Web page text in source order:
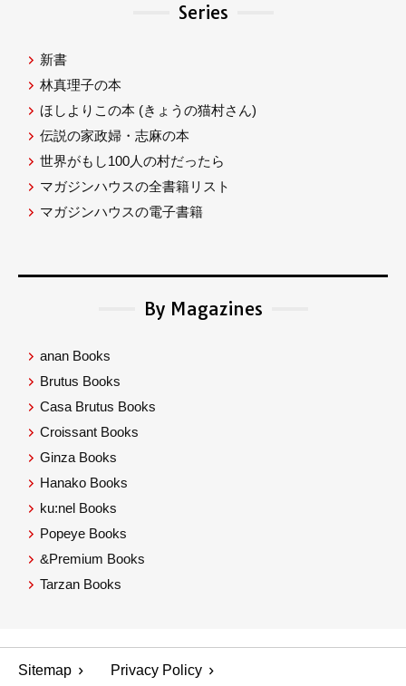
Series
新書
林真理子の本
ほしよりこの本 (きょうの猫村さん)
伝説の家政婦・志麻の本
世界がもし100人の村だったら
マガジンハウスの全書籍リスト
マガジンハウスの電子書籍
By Magazines
anan Books
Brutus Books
Casa Brutus Books
Croissant Books
Ginza Books
Hanako Books
ku:nel Books
Popeye Books
&Premium Books
Tarzan Books
Sitemap Privacy Policy